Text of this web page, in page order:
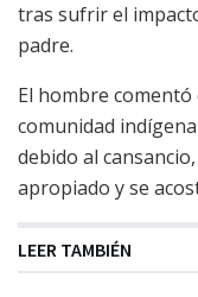
tras sufrir el
padre.
El hombre comentó
comunidad
debido al
apropiado y se
LEER TAMBIÉN